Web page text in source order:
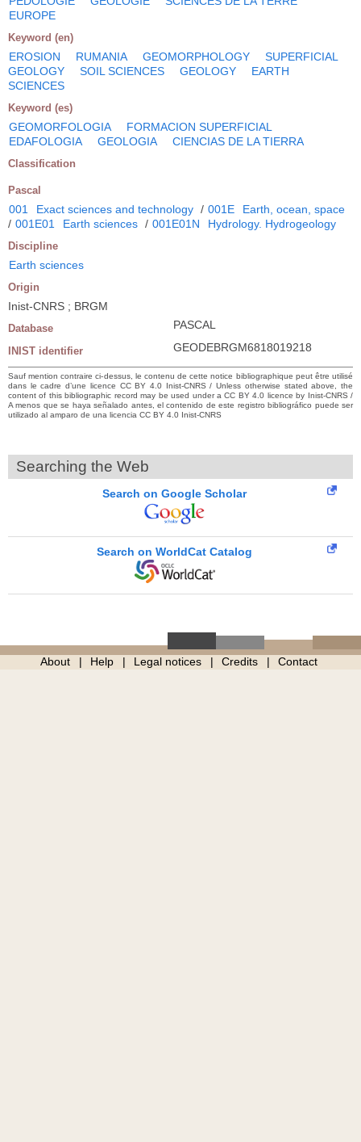
EUROPE
Keyword (en)
EROSION RUMANIA GEOMORPHOLOGY
SUPERFICIAL
GEOLOGY
SOIL SCIENCES GEOLOGY
EARTH
SCIENCES
Keyword (es)
GEOMORFOLOGIA
FORMACION SUPERFICIAL
EDAFOLOGIA
GEOLOGIA CIENCIAS DE LA TIERRA
Classification
Pascal
001 Exact sciences and technology / 001E
Earth, ocean, space
/ 001E01 Earth sciences / 001E01N Hydrology. Hydrogeology
Discipline
Earth sciences
Origin
Inist-CNRS ; BRGM
Database PASCAL
INIST identifier GEODEBRGM6818019218
Sauf mention contraire ci-dessus, le contenu de cette notice bibliographique peut être utilisé
dans le cadre d’une licence CC BY 4.0 Inist-CNRS / Unless otherwise stated above, the
content of this bibliographic record may be used under a CC BY 4.0 licence by Inist-CNRS /
A menos que se haya señalado antes, el contenido de este registro bibliográfico puede ser
utilizado al amparo de una licencia CC BY 4.0 Inist-CNRS
Searching the Web
Search on Google Scholar
Search on WorldCat Catalog
About Help Legal notices Credits Contact